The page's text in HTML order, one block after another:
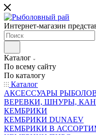
Интернет-магазин
Каталог
По всему сайту
По каталогу
Каталог
АКСЕССУАРЫ
ВЕРЕВКИ, ШНУРЫ,
КЕМБРИКИ
КЕМБРИКИ DUNAEV
КЕМБРИКИ В